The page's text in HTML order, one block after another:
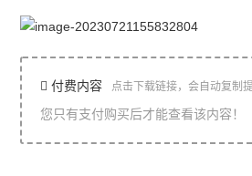
付费内容 点击下载链接，会自动复制
您只有支付购买后才能查看该内容！